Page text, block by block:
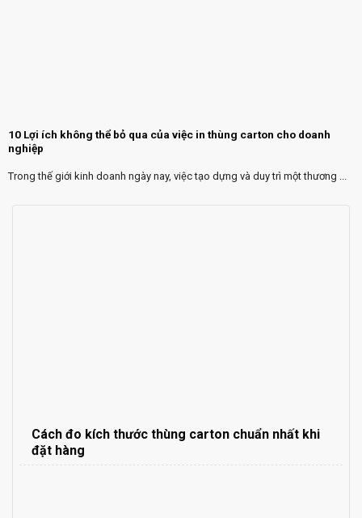
10 Lợi ích không thể bỏ qua của việc in thùng carton cho doanh
nghiệp
Trong thế giới kinh doanh ngày nay, việc tạo dựng và duy trì một thương ...
Cách đo kích thước thùng carton chuẩn nhất khi
đặt hàng